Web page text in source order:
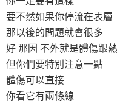
要不然如果你停流在表層
那以後的問題就會很多
好 那因 不外就是體傷跟
但你們要特別注意一點
體傷可以直接
你看它有兩條線